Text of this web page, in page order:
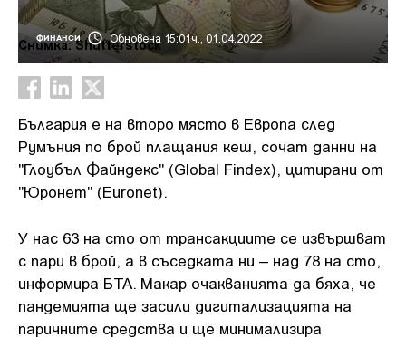
ФИНАНСИ Обновена 15:01ч., 01.04.2022
Снимка: Shutterstock
България е на второ място в Европа след
Румъния по брой плащания кеш, сочат данни на
"Глоубъл Файндекс" (Global Findex), цитирани от
"Юронет" (Euronet).
У нас 63 на сто от трансакциите се извършват
с пари в брой, а в съседката ни – над 78 на сто,
информира БТА. Макар очакванията да бяха, че
пандемията ще засили дигитализацията на
паричните средства и ще минимализира